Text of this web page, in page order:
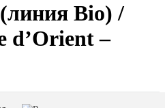
Bio) /
d’Orient –